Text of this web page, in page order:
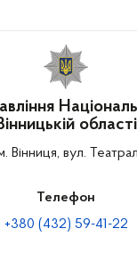
області
Вінниця, вул.
Телефон
+380 (432) 59-41-22